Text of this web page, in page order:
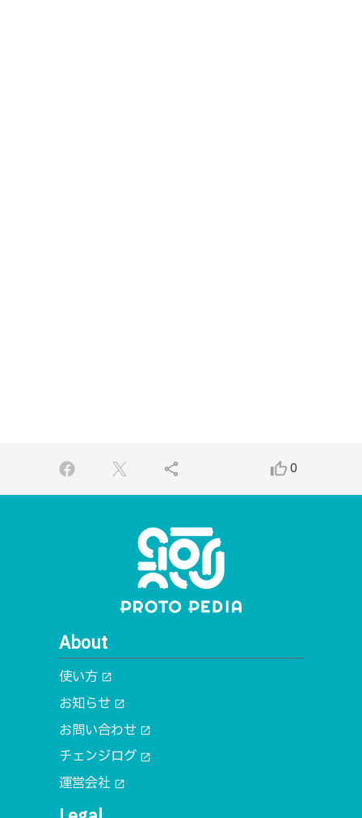
share thumb_up_alt0
About
使い方 open_in_new
お知らせ open_in_new
お問い合わせ open_in_new
チェンジログ open_in_new
運営会社 open_in_new